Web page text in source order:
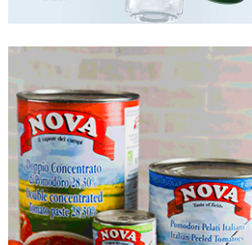
Türkiyədə 37,6 milyon, Rusiyada 16,7
milyon – Azərbaycanlıların yemək
xərcləri
07.08.2026- 15:45
GÜNDƏM
Malayziyada yeni səfirimiz kimdir? –
Dosye